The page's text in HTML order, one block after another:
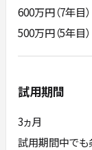
600万円（7年目）
500万円（5年目）
試用期間
3ヵ月
試用期間中でも